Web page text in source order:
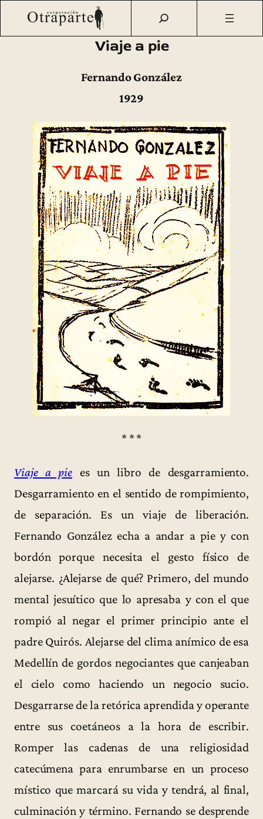
Saltar
Otraparte.org/ Fernando González Obra
Obras publicadas
y ediciones
Viaje a pie
Fernando González
1929
* * *
Viaje a pie es un libro de desgarramiento.
Desgarramiento en el sentido de rompimiento,
de separación. Es un viaje de liberación.
Fernando González echa a andar a pie y con
bordón porque necesita el gesto físico de
alejarse. ¿Alejarse de qué? Primero, del mundo
mental jesuítico que lo apresaba y con el que
rompió al negar el primer principio ante el
padre Quirós. Alejarse del clima anímico de esa
Medellín de gordos negociantes que canjeaban
el cielo como haciendo un negocio sucio.
Desgarrarse de la retórica aprendida y operante
entre sus coetáneos a la hora de escribir.
Romper las cadenas de una religiosidad
catecúmena para enrumbarse en un proceso
místico que marcará su vida y tendrá, al final,
culminación y término. Fernando se desprende